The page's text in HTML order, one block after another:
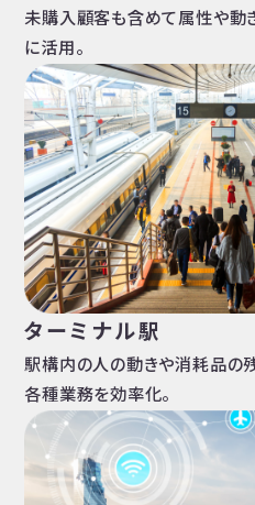
未購入顧客も含めて属性や動
に活用。
ターミナル駅
駅構内の人の動きや消耗品の
各種業務を効率化。